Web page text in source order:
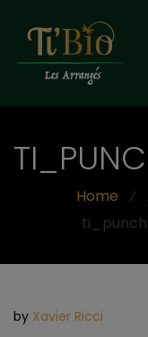
Home ⁄
by Xavier Ricci